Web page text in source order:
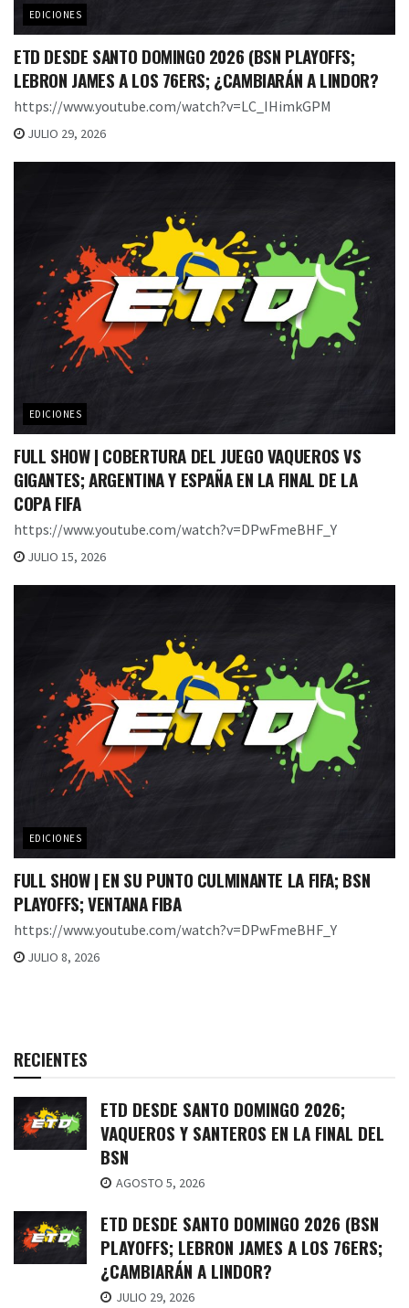
EDICIONES
ETD DESDE SANTO DOMINGO 2026 (BSN PLAYOFFS;
LEBRON JAMES A LOS 76ERS; ¿CAMBIARÁN A LINDOR?
https://www.youtube.com/watch?v=LC_IHimkGPM
JULIO 29, 2026
EDICIONES
FULL SHOW | COBERTURA DEL JUEGO VAQUEROS VS
GIGANTES; ARGENTINA Y ESPAÑA EN LA FINAL DE LA
COPA FIFA
https://www.youtube.com/watch?v=DPwFmeBHF_Y
JULIO 15, 2026
EDICIONES
FULL SHOW | EN SU PUNTO CULMINANTE LA FIFA; BSN
PLAYOFFS; VENTANA FIBA
https://www.youtube.com/watch?v=DPwFmeBHF_Y
JULIO 8, 2026
RECIENTES
ETD DESDE SANTO DOMINGO 2026;
VAQUEROS Y SANTEROS EN LA FINAL DEL
BSN
AGOSTO 5, 2026
ETD DESDE SANTO DOMINGO 2026 (BSN
PLAYOFFS; LEBRON JAMES A LOS 76ERS;
¿CAMBIARÁN A LINDOR?
JULIO 29, 2026